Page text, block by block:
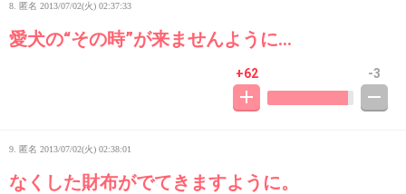
8. 匿名 2013/07/02(火) 02:37:33
愛犬の“その時”が来ませんように…
+62 -3
9. 匿名 2013/07/02(火) 02:38:01
なくした財布がでてきますように。